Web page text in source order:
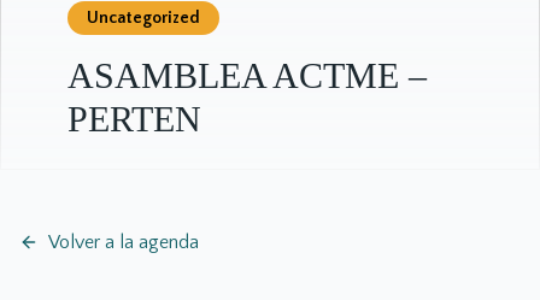
Uncategorized
ASAMBLEA ACTME –
PERTEN
Volver a la agenda